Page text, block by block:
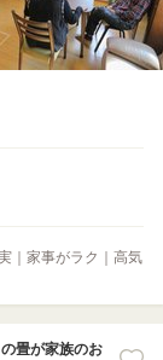
｜家事がラク｜高気
畳が家族のお